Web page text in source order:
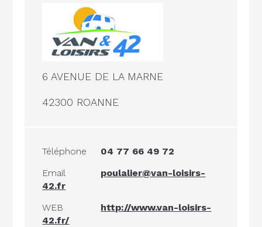
6 AVENUE DE LA MARNE
42300 ROANNE
Téléphone
04 77 66 49 72
Email
poulalier@van-loisirs-
42.fr
WEB
http://www.van-loisirs-
42.fr/